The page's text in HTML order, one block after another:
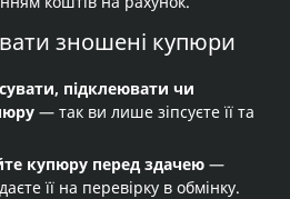
зношені купюри
підклеювати чи
— так ви лише зіпсуєте її та
купюру перед здачею —
її на перевірку в обмінку.